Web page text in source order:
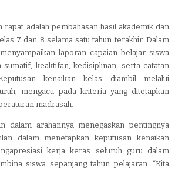
rapat adalah pembahasan hasil akademik dan
7 dan 8 selama satu tahun terakhir. Dalam
laporan capaian belajar siswa
keaktifan, kedisiplinan, serta catatan
kenaikan kelas diambil melalui
mengacu pada kriteria yang ditetapkan
madrasah.
dalam arahannya menegaskan pentingnya
dalam menetapkan keputusan kenaikan
kerja keras seluruh guru dalam
siswa sepanjang tahun pelajaran. “Kita